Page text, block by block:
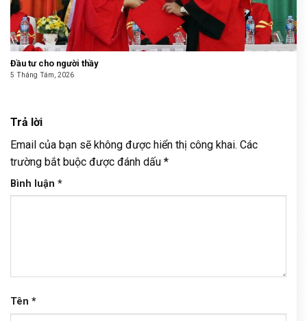
Đầu tư cho người thầy
5 Tháng Tám, 2026
Trả lời
Email của bạn sẽ không được hiển thị công khai. Các
trường bắt buộc được đánh dấu *
Bình luận *
Tên *